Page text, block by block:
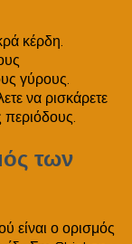
κέρδη.
γύρους.
να ρισκάρετε
των
είναι ο ορισμός